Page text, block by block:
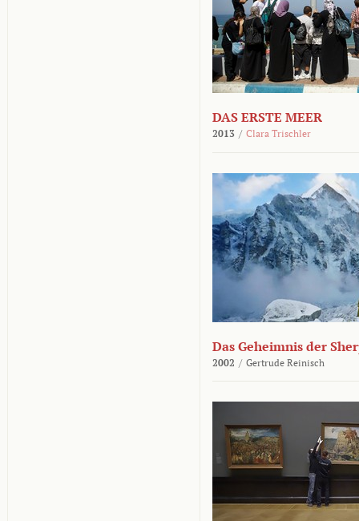
DAS ERSTE MEER
2013 / Clara Trischler
Das Geheimnis der
2002 / Gertrude Reinisch